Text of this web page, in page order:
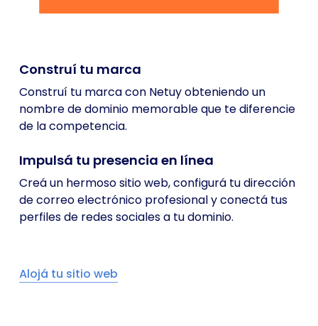
Construí tu marca
Construí tu marca con Netuy obteniendo un
nombre de dominio memorable que te diferencie
de la competencia.
Impulsá tu presencia en línea
Creá un hermoso sitio web, configurá tu dirección
de correo electrónico profesional y conectá tus
perfiles de redes sociales a tu dominio.
Alojá tu sitio web